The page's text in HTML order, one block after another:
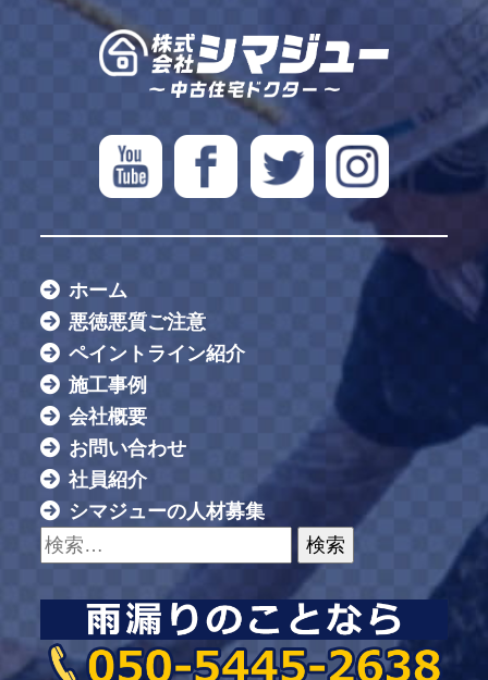
ホーム
悪徳悪質ご注意
ペイントライン紹介
施工事例
会社概要
お問い合わせ
社員紹介
シマジューの人材募集
検索: